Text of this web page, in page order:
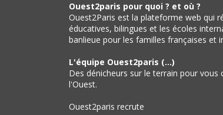
Ouest2paris pour quoi ? et où ?
Ouest2Paris est la plateforme web qui
éducatives, bilingues et les écoles
banlieue pour les familles françaises et
L'équipe Ouest2paris (...)
Des dénicheurs sur le terrain pour vous
l'Ouest.
Ouest2paris recrute